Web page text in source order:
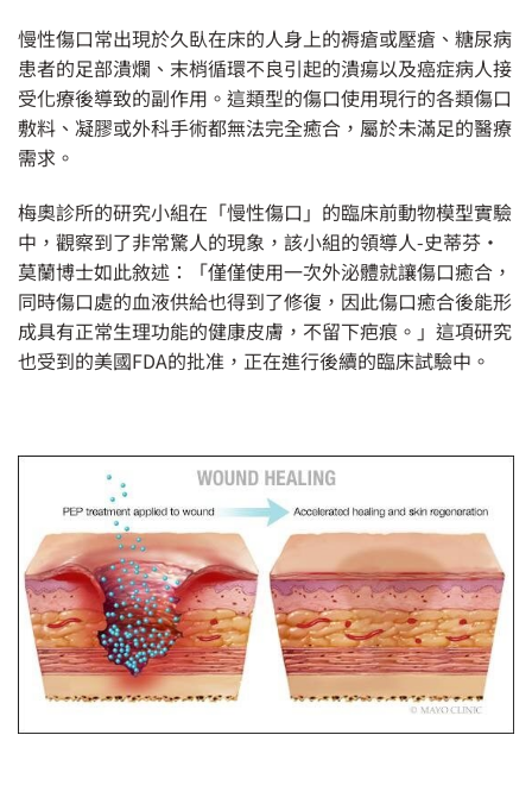
慢性傷口常出現於久臥在床的人身上的褥瘡或壓瘡、糖尿病
患者的足部潰爛、末梢循環不良引起的潰瘍以及癌症病人接
受化療後導致的副作用。這類型的傷口使用現行的各類傷口
敷料、凝膠或外科手術都無法完全癒合，屬於未滿足的醫療
需求。
梅奧診所的研究小組在「慢性傷口」的臨床前動物模型實驗
中，觀察到了非常驚人的現象，該小組的領導人-史蒂芬·
莫蘭博士如此敘述：「僅僅使用一次外泌體就讓傷口癒合，
同時傷口處的血液供給也得到了修復，因此傷口癒合後能形
成具有正常生理功能的健康皮膚，不留下疤痕。」這項研究
也受到的美國FDA的批准，正在進行後續的臨床試驗中。